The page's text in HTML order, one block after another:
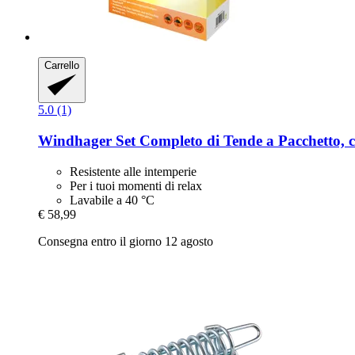
Carrello
5.0 (1)
Windhager Set Completo di Tende a Pacchetto,
Resistente alle intemperie
Per i tuoi momenti di relax
Lavabile a 40 °C
€ 58,99
Consegna entro il giorno 12 agosto